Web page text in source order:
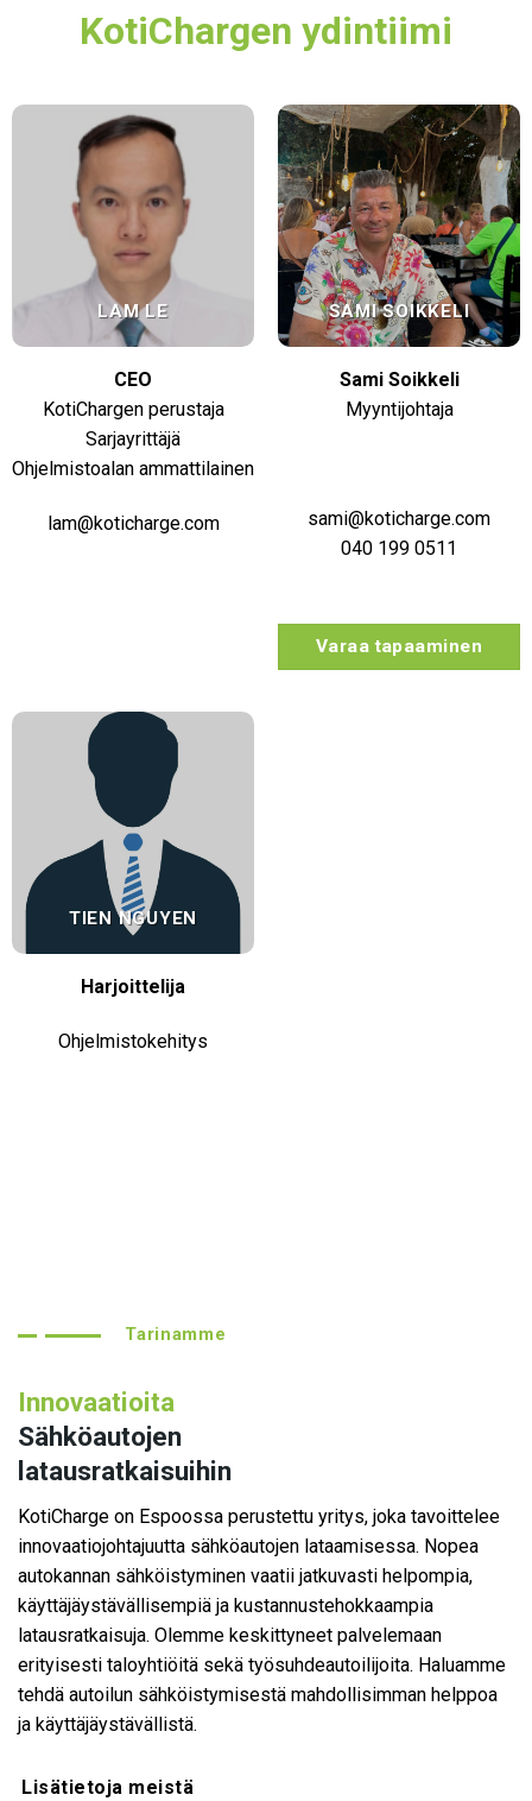
KotiChargen ydintiimi
LAM LE
CEO
KotiChargen perustaja
Sarjayrittäjä
Ohjelmistoalan ammattilainen
lam@koticharge.com
SAMI SOIKKELI
Sami Soikkeli
Myyntijohtaja
sami@koticharge.com
040 199 0511
Varaa tapaaminen
TIEN NGUYEN
Harjoittelija
Ohjelmistokehitys
Tarinamme
Innovaatioita
Sähköautojen
latausratkaisuihin
KotiCharge on Espoossa perustettu yritys, joka tavoittelee
innovaatiojohtajuutta sähköautojen lataamisessa. Nopea
autokannan sähköistyminen vaatii jatkuvasti helpompia,
käyttäjäystävällisempiä ja kustannustehokkaampia
latausratkaisuja. Olemme keskittyneet palvelemaan
erityisesti taloyhtiöitä sekä työsuhdeautoilijoita. Haluamme
tehdä autoilun sähköistymisestä mahdollisimman helppoa
ja käyttäjäystävällistä.
Lisätietoja meistä